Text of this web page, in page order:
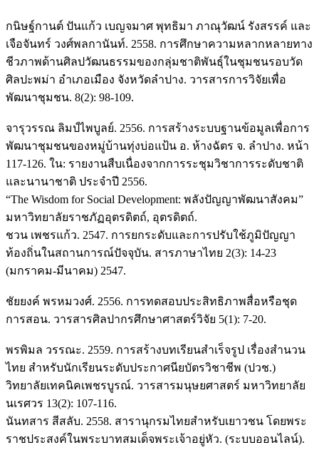
กนิษฐ์กานต์ ปันแก้ว เบญจมาศ พุทธิมา ภาณุวัฒน์ รังสรรค์ และ
เจือจันทร์ วงศ์พลกานันท์. 2558. การศึกษาความหลากหลายทาง
ชีวภาพด้านศิลปวัฒนธรรมของกลุ่มชาติพันธุ์ในชุมชนรอบวัด
ศิลปะพม่า อำเภอเมือง จังหวัดลำปาง. วารสารการวิจัยเพื่อ
พัฒนาชุมชน. 8(2): 98-109.
จารุวรรณ ลิมป์ไพบูลย์. 2556. การสร้างระบบฐานข้อมูลเพื่อการ
พัฒนาชุมชนของหมู่บ้านทุ่งบ่อแป้น อ. ห้างฉัตร จ. ลำปาง. หน้า
117-126. ใน: รายงานสืบเนื่องจากการระชุมวิชาการระดับชาติ
และนานาชาติ ประจำปี 2556.
“The Wisdom for Social Development: พลังปัญญาพัฒนาสังคม”
มหาวิทยาลัยราชภัฏอุตรดิตถ์, อุตรดิตถ์.
ชวน เพชรแก้ว. 2547. การยกระดับและการปรับใช้ภูมิปัญญา
ท้องถิ่นในสถานการณ์ปัจจุบัน. สารภาษาไทย 2(3): 14-23
(มกราคม-มีนาคม) 2547.
ชัยยงค์ พรหมวงศ์. 2556. การทดสอบประสิทธิภาพสื่อหรือชุด
การสอน. วารสารศิลปากรศึกษาศาสตร์วิจัย 5(1): 7-20.
พรพิมล วรรณะ. 2559. การสร้างบทเรียนสำเร็จรูป เรื่องสำนวน
ไทย สำหรับนักเรียนระดับประกาศนียบัตรวิชาชีพ (ปวช.)
วิทยาลัยเทคนิคเพชรบูรณ์. วารสารมนุษยศาสตร์ มหาวิทยาลัย
นเรศวร 13(2): 107-116.
นันทสาร สีสลับ. 2558. สารานุกรมไทยสำหรับเยาวชน โดยพระ
ราชประสงค์ในพระบาทสมเด็จพระเจ้าอยู่หัว. (ระบบออนไลน์).